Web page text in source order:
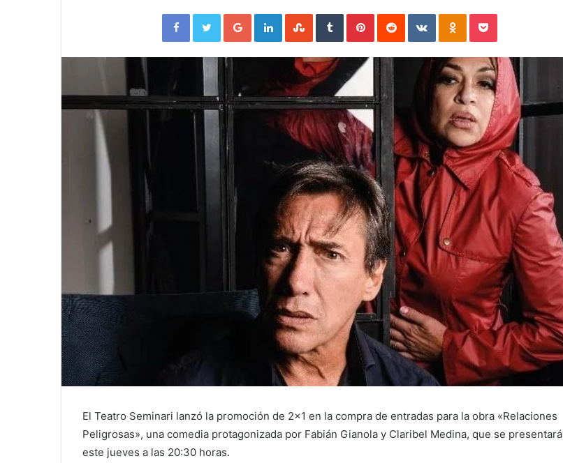
FacebookTwitterGoogle+LinkedInStumbleUpon
TumblrPinterestReddit VKontakteOdnoklassniki
Pocket
El Teatro Seminari lanzó la promoción de 2×1 en la compra de entradas para la obra «Relaciones
Peligrosas», una comedia protagonizada por Fabián Gianola y Claribel Medina, que se presentará
este jueves a las 20:30 horas.